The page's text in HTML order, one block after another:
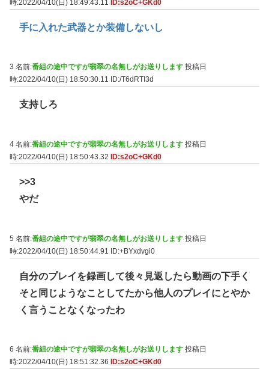
時:2022/04/10(日) 18:49:43.11 ID:s2oC+GKd0
手に入れた武器とか装備しないし
3 名前:番組の途中ですが翡翠の名無しがお送りします 投稿日
時:2022/04/10(日) 18:50:30.11
ID:/T6dRTI3d
支持しろ
4 名前:番組の途中ですが翡翠の名無しがお送りします 投稿日
時:2022/04/10(日) 18:50:43.32
ID:s2oC+GKd0
>>3
やだ
5 名前:番組の途中ですが翡翠の名無しがお送りします 投稿日
時:2022/04/10(日) 18:50:44.91 ID:+BYxdvgi0
自分のプレイを録画して後々見返したら動画の下手く
そと同じようなことしてたから他人のプレイにとやか
く言うことなくなったわ
6 名前:番組の途中ですが翡翠の名無しがお送りします 投稿日
時:2022/04/10(日) 18:51:32.36
ID:s2oC+GKd0